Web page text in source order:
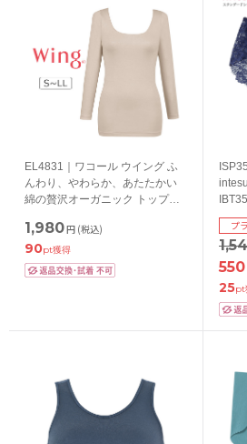
EL4831｜ワコール ウイング ふ
んわり、やわらか、あたたかい
綿の贅沢オーガニック トップス
1,980円 (税込)
90pt獲得
ツ
プ
550
25pt